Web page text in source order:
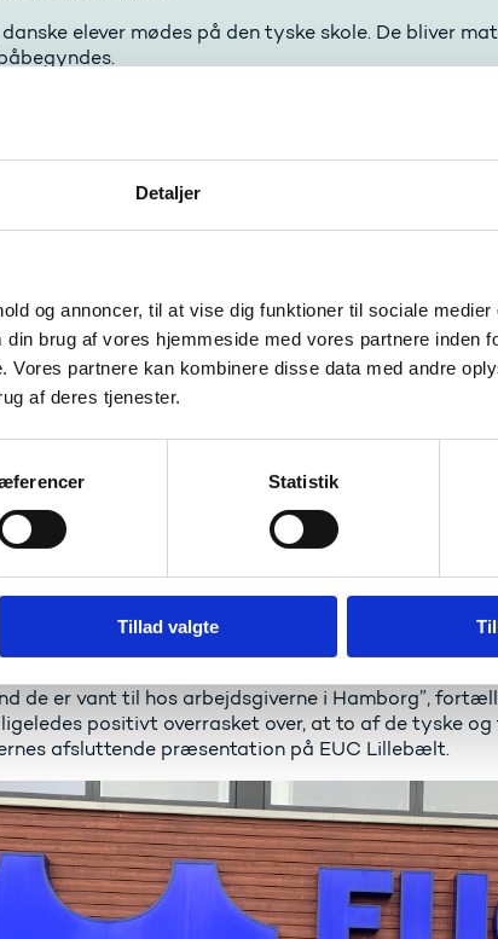
Detaljer
og annoncer, til at vise dig funktioner til sociale medier
brug af vores hjemmeside med vores partnere inden
Vores partnere kan kombinere disse data med andre
af deres tjenester.
Statistik
Tillad valgte
elever mødes på den tyske skole. De bliver
møder to og to ind hos den tyske elevs mester i og
danske elever følges til Danmark og møder nu ind to
ApS, Barsøe Schou Smede- og Maskinværksted, A/
at den danske og den tyske erhvervsskole
og startede egentlig i Odense på Syddansk
uddannelsesleder Karsten Jensen til EUC Lillebælt.
og meget engagerede mestre i begge lande, har
enige om.
af elever på den tyske skole sker ved tilfældig
på EUC Lillebælt de 4-5 elever, som de
og socialt boost ud af deltagelsen.
vores elever. I Hamborg måtte de op klokken fem
Men de var på. Og på samme måde er de tyske
danske mestre har fået mulighed for til at håndtere
de er vant til hos arbejdsgiverne i Hamborg”,
positivt overrasket over, at to af de tyske
afsluttende præsentation på EUC Lillebælt.